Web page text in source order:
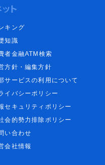
キング
知識
者金融ATM検索
方針・編集方針
サービスの利用について
イバシーポリシー
セキュリティポリシー
会的勢力排除ポリシー
い合わせ
会社情報